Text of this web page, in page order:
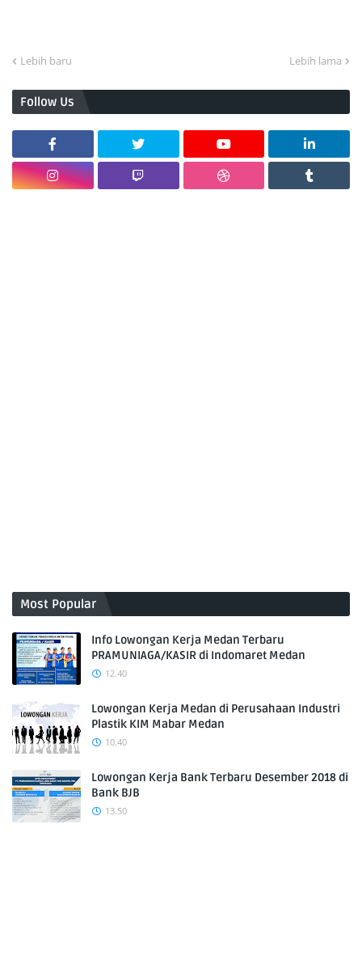
Lebih baru Lebih lama
Follow Us
Most Popular
Info Lowongan Kerja Medan Terbaru
PRAMUNIAGA/KASIR di Indomaret Medan
12.40
Lowongan Kerja Medan di Perusahaan Industri
Plastik KIM Mabar Medan
10.40
Lowongan Kerja Bank Terbaru Desember 2018 di
Bank BJB
13.50